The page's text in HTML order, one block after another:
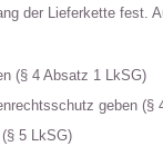
der Lieferkette fest.
(§ 4 Absatz 1 LkSG)
geben (§
5 LkSG)